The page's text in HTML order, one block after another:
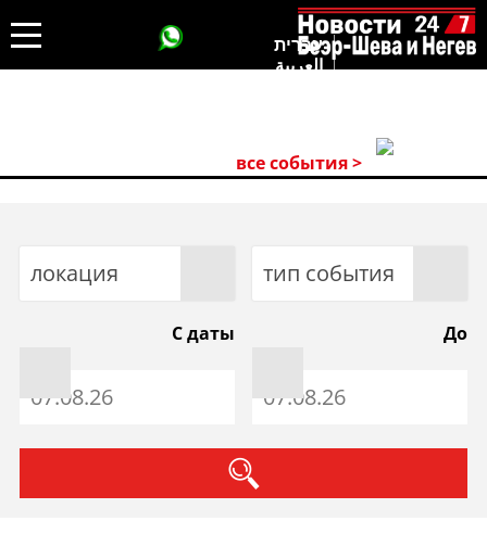
עברית
العربية
все события >
локация тип события
С даты До